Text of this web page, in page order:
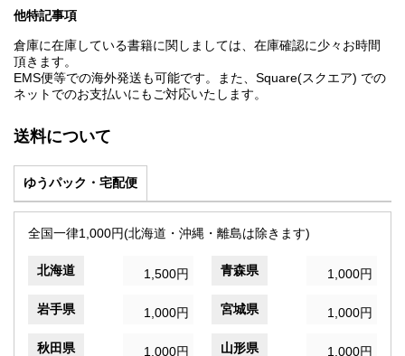
他特記事項
倉庫に在庫している書籍に関しましては、在庫確認に少々お時間
頂きます。
EMS便等での海外発送も可能です。また、Square(スクエア) での
ネットでのお支払いにもご対応いたします。
送料について
ゆうパック・宅配便
全国一律1,000円(北海道・沖縄・離島は除きます)
北海道 1,500円 青森県 1,000円
岩手県 1,000円 宮城県 1,000円
秋田県 1,000円 山形県 1,000円